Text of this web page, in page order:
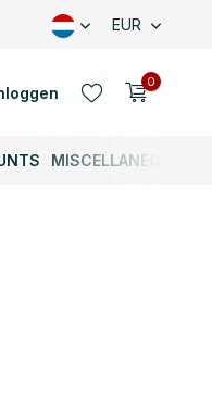
EUR
0
MISCELLANEOUS